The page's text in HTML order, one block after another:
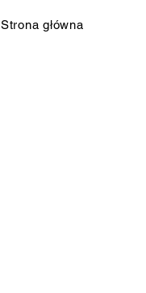
Strona główna